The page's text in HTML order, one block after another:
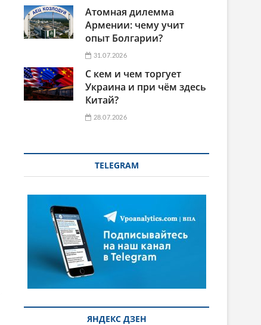
Атомная дилемма
Армении: чему учит
опыт Болгарии?
31.07.2026
С кем и чем торгует
Украина и при чём здесь
Китай?
28.07.2026
TELEGRAM
ЯНДЕКС ДЗЕН